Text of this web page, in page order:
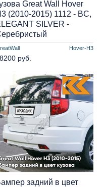
Hover-H3
Great Wall Hover
(2010-2015) 1112 - BC,
SILVER -
руб.
задний в цвет